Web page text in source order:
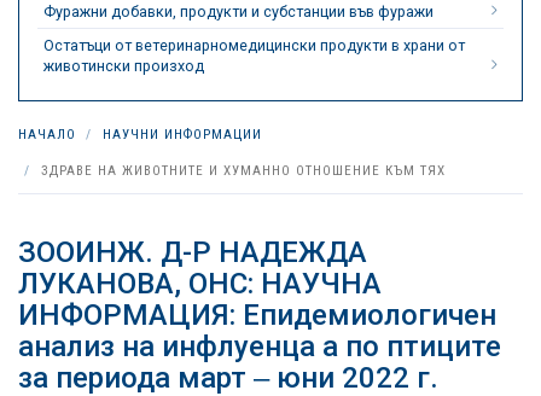
Фуражни добавки, продукти и субстанции във фуражи
Остатъци от ветеринарномедицински продукти в храни от
животински произход
НАЧАЛО НАУЧНИ ИНФОРМАЦИИ
ЗДРАВЕ НА ЖИВОТНИТЕ И ХУМАННО ОТНОШЕНИЕ КЪМ ТЯХ
ЗООИНЖ. Д-Р НАДЕЖДА
ЛУКАНОВА, ОНС: НАУЧНА
ИНФОРМАЦИЯ: Епидемиологичен
анализ на инфлуенца а по птиците
за периода март ‒ юни 2022 г.